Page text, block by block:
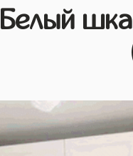
Белый